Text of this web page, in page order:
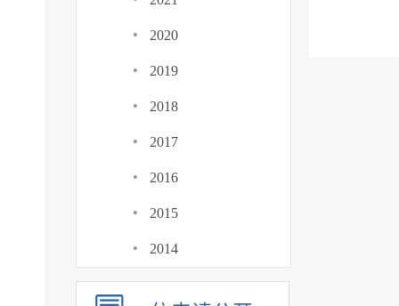
· 2020
· 2019
· 2018
· 2017
· 2016
· 2015
· 2014